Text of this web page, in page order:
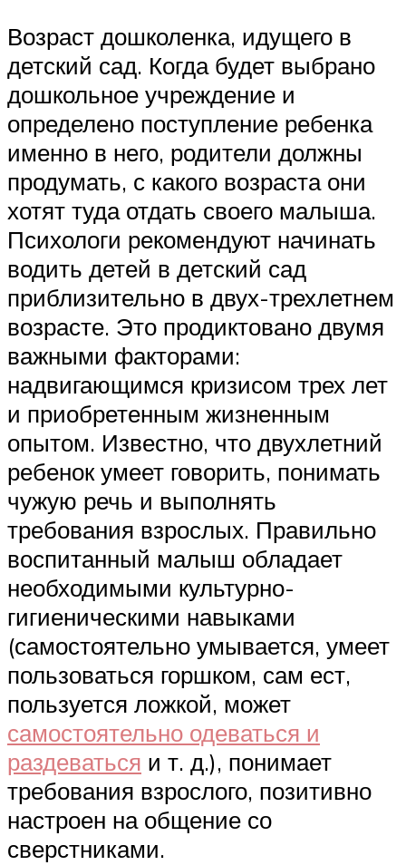
Возраст дошколенка, идущего в
детский сад. Когда будет выбрано
дошкольное учреждение и
определено поступление ребенка
именно в него, родители должны
продумать, с какого возраста они
хотят туда отдать своего малыша.
Психологи рекомендуют начинать
водить детей в детский сад
приблизительно в двух-трехлетнем
возрасте. Это продиктовано двумя
важными факторами:
надвигающимся кризисом трех лет
и приобретенным жизненным
опытом. Известно, что двухлетний
ребенок умеет говорить, понимать
чужую речь и выполнять
требования взрослых. Правильно
воспитанный малыш обладает
необходимыми культурно-
гигиеническими навыками
(самостоятельно умывается, умеет
пользоваться горшком, сам ест,
пользуется ложкой, может
самостоятельно одеваться и
раздеваться и т. д.), понимает
требования взрослого, позитивно
настроен на общение со
сверстниками.